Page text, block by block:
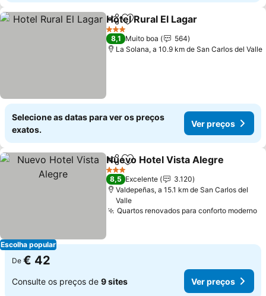
PartilharAdicionar aos favoritos
Hotel Rural El Lagar
3 Estrelas
8,1 Muito boa
564
La Solana, a 10.9 km de San Carlos del Valle
Selecione as datas para ver os preços
exatos.
Ver preços
Escolha popular
PartilharAdicionar aos favoritos
Nuevo Hotel Vista Alegre
3 Estrelas
8,5 Excelente
3.120
Valdepeñas, a 15.1 km de San Carlos del
Valle
Quartos renovados para conforto moderno
De € 42
Consulte os preços de 9 sites Ver preços